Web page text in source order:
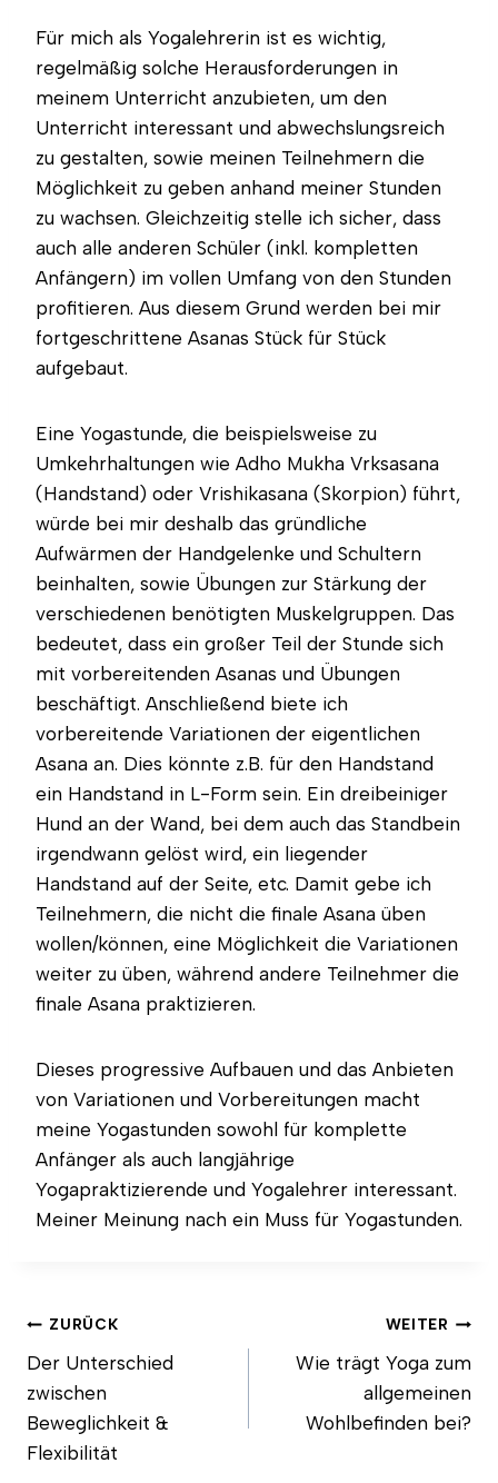
Für mich als Yogalehrerin ist es wichtig,
regelmäßig solche Herausforderungen in
meinem Unterricht anzubieten, um den
Unterricht interessant und abwechslungsreich
zu gestalten, sowie meinen Teilnehmern die
Möglichkeit zu geben anhand meiner Stunden
zu wachsen. Gleichzeitig stelle ich sicher, dass
auch alle anderen Schüler (inkl. kompletten
Anfängern) im vollen Umfang von den Stunden
profitieren. Aus diesem Grund werden bei mir
fortgeschrittene Asanas Stück für Stück
aufgebaut.
Eine Yogastunde, die beispielsweise zu
Umkehrhaltungen wie Adho Mukha Vrksasana
(Handstand) oder Vrishikasana (Skorpion) führt,
würde bei mir deshalb das gründliche
Aufwärmen der Handgelenke und Schultern
beinhalten, sowie Übungen zur Stärkung der
verschiedenen benötigten Muskelgruppen. Das
bedeutet, dass ein großer Teil der Stunde sich
mit vorbereitenden Asanas und Übungen
beschäftigt. Anschließend biete ich
vorbereitende Variationen der eigentlichen
Asana an. Dies könnte z.B. für den Handstand
ein Handstand in L-Form sein. Ein dreibeiniger
Hund an der Wand, bei dem auch das Standbein
irgendwann gelöst wird, ein liegender
Handstand auf der Seite, etc. Damit gebe ich
Teilnehmern, die nicht die finale Asana üben
wollen/können, eine Möglichkeit die Variationen
weiter zu üben, während andere Teilnehmer die
finale Asana praktizieren.
Dieses progressive Aufbauen und das Anbieten
von Variationen und Vorbereitungen macht
meine Yogastunden sowohl für komplette
Anfänger als auch langjährige
Yogapraktizierende und Yogalehrer interessant.
Meiner Meinung nach ein Muss für Yogastunden.
Beitragsnavigation
ZURÜCK
Der Unterschied
zwischen
Beweglichkeit &
Flexibilität
WEITER
Wie trägt Yoga zum
allgemeinen
Wohlbefinden bei?